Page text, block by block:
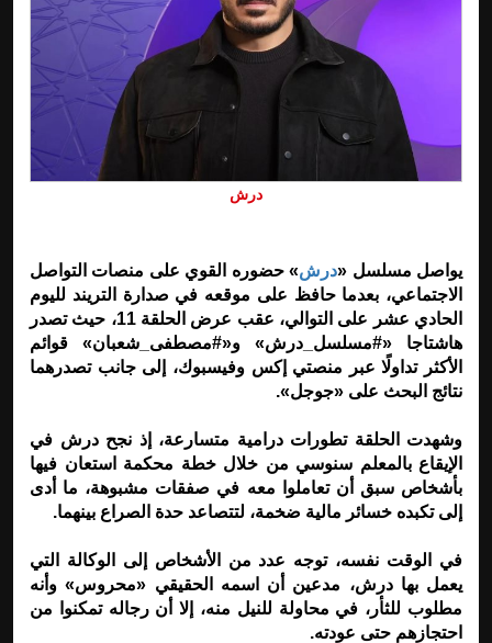
درش
يواصل مسلسل «درش» حضوره القوي على منصات التواصل
الاجتماعي، بعدما حافظ على موقعه في صدارة التريند لليوم
الحادي عشر على التوالي، عقب عرض الحلقة 11، حيث تصدر
هاشتاجا «#مسلسل_درش» و«#مصطفى_شعبان» قوائم
الأكثر تداولًا عبر منصتي إكس وفيسبوك، إلى جانب تصدرهما
نتائج البحث على «جوجل».
وشهدت الحلقة تطورات درامية متسارعة، إذ نجح درش في
الإيقاع بالمعلم سنوسي من خلال خطة محكمة استعان فيها
بأشخاص سبق أن تعاملوا معه في صفقات مشبوهة، ما أدى
إلى تكبده خسائر مالية ضخمة، لتتصاعد حدة الصراع بينهما.
في الوقت نفسه، توجه عدد من الأشخاص إلى الوكالة التي
يعمل بها درش، مدعين أن اسمه الحقيقي «محروس» وأنه
مطلوب للثأر، في محاولة للنيل منه، إلا أن رجاله تمكنوا من
احتجازهم حتى عودته.